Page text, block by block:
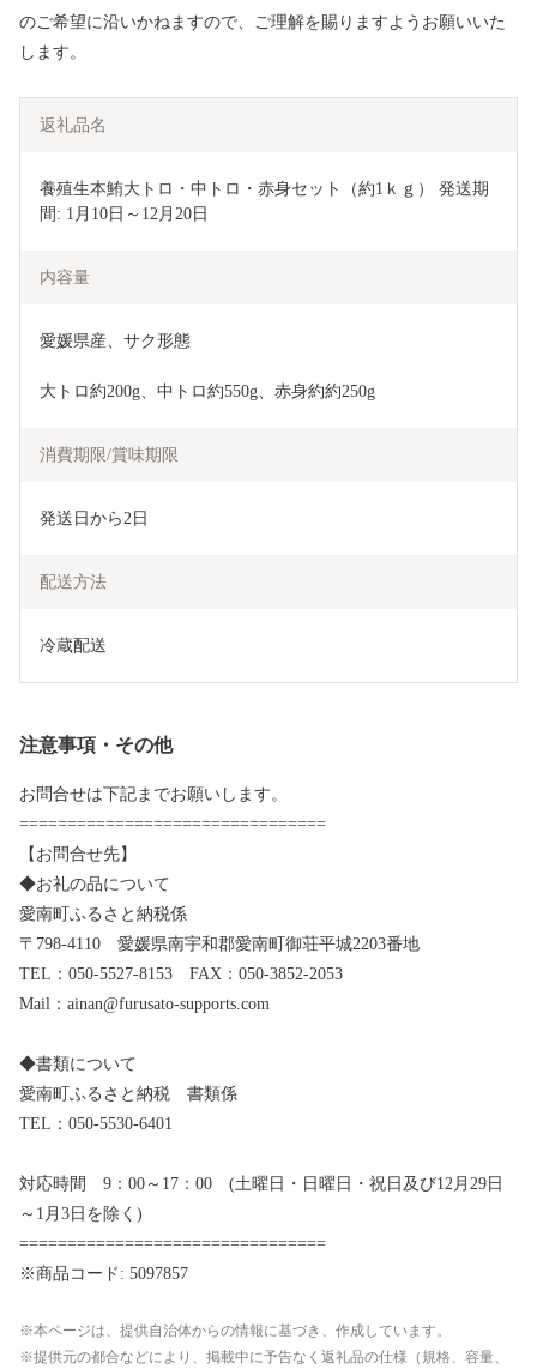
のご希望に沿いかねますので、ご理解を賜りますようお願いいた
します。
返礼品名
養殖生本鮪大トロ・中トロ・赤身セット（約1ｋｇ） 発送期
間: 1月10日～12月20日
内容量
愛媛県産、サク形態
大トロ約200g、中トロ約550g、赤身約約250g
消費期限/賞味期限
発送日から2日
配送方法
冷蔵配送
注意事項・その他
お問合せは下記までお願いします。
================================
【お問合せ先】
◆お礼の品について
愛南町ふるさと納税係
〒798-4110 愛媛県南宇和郡愛南町御荘平城2203番地
TEL：050-5527-8153 FAX：050-3852-2053
Mail：ainan@furusato-supports.com
◆書類について
愛南町ふるさと納税 書類係
TEL：050-5530-6401
対応時間 9：00～17：00 (土曜日・日曜日・祝日及び12月29日
～1月3日を除く)
================================
※商品コード: 5097857
本ページは、提供自治体からの情報に基づき、作成しています。
提供元の都合などにより、掲載中に予告なく返礼品の仕様（規格、容量、